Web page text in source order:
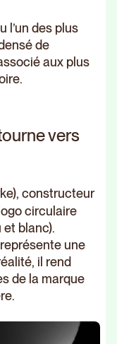
l’un des plus
de
aux plus
vers
constructeur
circulaire
blanc).
une
il rend
de la marque